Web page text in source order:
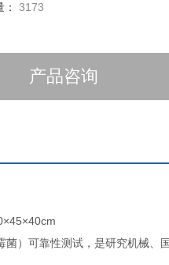
3173
产品咨询
）可靠性测试，是研究机械